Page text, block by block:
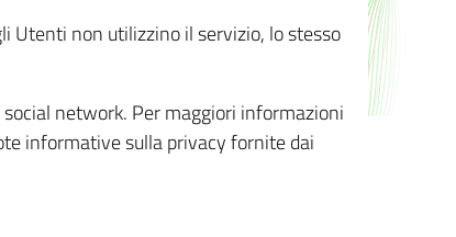
Utenti non utilizzino il servizio, lo stesso
network. Per maggiori informazioni
informative sulla privacy fornite dai